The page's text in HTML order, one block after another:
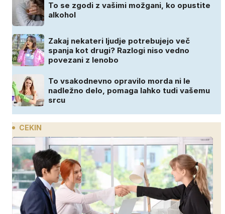
To se zgodi z vašimi možgani, ko opustite
alkohol
Zakaj nekateri ljudje potrebujejo več
spanja kot drugi? Razlogi niso vedno
povezani z lenobo
To vsakodnevno opravilo morda ni le
nadležno delo, pomaga lahko tudi vašemu
srcu
CEKIN